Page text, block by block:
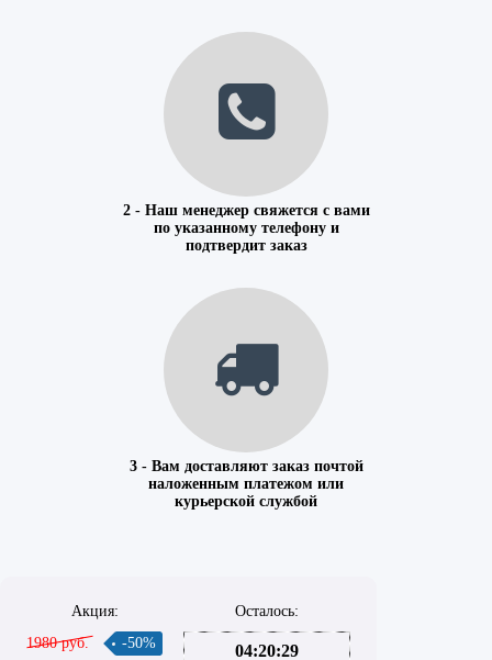
2 - Наш менеджер свяжется с вами
по указанному телефону и
подтвердит заказ
3 - Вам доставляют заказ почтой
наложенным платежом или
курьерской службой
Акция:
1980 руб.
-50%
Осталось:
04:20:29